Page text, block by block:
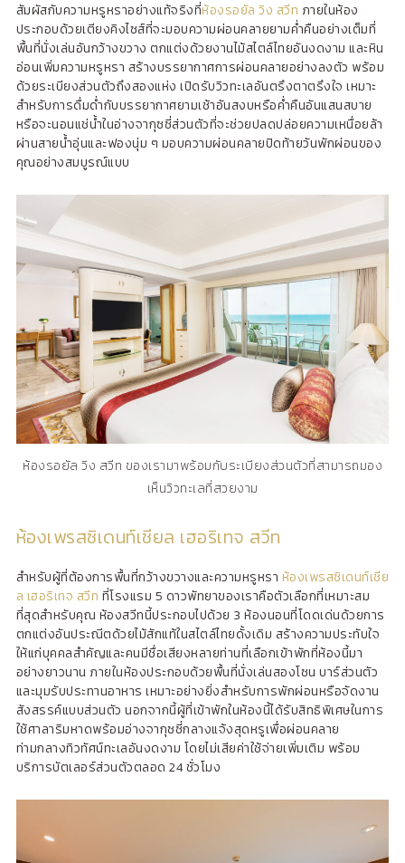
สัมผัสกับความหรูหราอย่างแท้จริงที่ห้องรอยัล วิง สวีท ภายในห้อง
ประกอบด้วยเตียงคิงไซส์ที่จะมอบความผ่อนคลายยามค่ำคืนอย่างเต็มที่
พื้นที่นั่งเล่นอันกว้างขวาง ตกแต่งด้วยงานไม้สไตล์ไทยอันงดงาม และหิน
อ่อนเพิ่มความหรูหรา สร้างบรรยากาศการผ่อนคลายอย่างลงตัว พร้อม
ด้วยระเบียงส่วนตัวถึงสองแห่ง เปิดรับวิวทะเลอันตรึงตาตรึงใจ เหมาะ
สำหรับการดื่มด่ำกับบรรยากาศยามเช้าอันสงบหรือค่ำคืนอันแสนสบาย
หรือจะนอนแช่น้ำในอ่างจากุซซี่ส่วนตัวที่จะช่วยปลดปล่อยความเหนื่อยล้า
ผ่านสายน้ำอุ่นและฟองนุ่ม ๆ มอบความผ่อนคลายปิดท้ายวันพักผ่อนของ
คุณอย่างสมบูรณ์แบบ
ห้องรอยัล วิง สวีท ของเรามาพร้อมกับระเบียงส่วนตัวที่สามารถมอง
เห็นวิวทะเลที่สวยงาม
ห้องเพรสซิเดนท์เชียล เฮอริเทจ สวีท
สำหรับผู้ที่ต้องการพื้นที่กว้างขวางและความหรูหรา ห้องเพรสซิเดนท์เชีย
ล เฮอริเทจ สวีท ที่โรงแรม 5 ดาวพัทยาของเราคือตัวเลือกที่เหมาะสม
ที่สุดสำหรับคุณ ห้องสวีทนี้ประกอบไปด้วย 3 ห้องนอนที่โดดเด่นด้วยการ
ตกแต่งอันประณีตด้วยไม้สักแท้ในสไตล์ไทยดั้งเดิม สร้างความประทับใจ
ให้แก่บุคคลสำคัญและคนมีชื่อเสียงหลายท่านที่เลือกเข้าพักที่ห้องนี้มา
อย่างยาวนาน ภายในห้องประกอบด้วยพื้นที่นั่งเล่นสองโซน บาร์ส่วนตัว
และมุมรับประทานอาหาร เหมาะอย่างยิ่งสำหรับการพักผ่อนหรือจัดงาน
สังสรรค์แบบส่วนตัว นอกจากนี้ผู้ที่เข้าพักในห้องนี้ได้รับสิทธิพิเศษในการ
ใช้ศาลาริมหาดพร้อมอ่างจากุซซี่กลางแจ้งสุดหรูเพื่อผ่อนคลาย
ท่ามกลางทิวทัศน์ทะเลอันงดงาม โดยไม่เสียค่าใช้จ่ายเพิ่มเติม พร้อม
บริการบัตเลอร์ส่วนตัวตลอด 24 ชั่วโมง